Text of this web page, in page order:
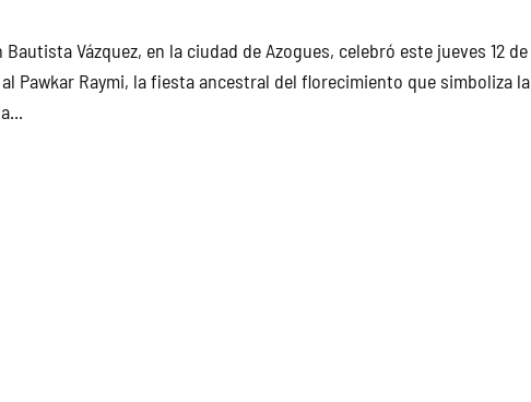
Vázquez, en la ciudad de Azogues, celebró este jueves 12 de
Pawkar Raymi, la fiesta ancestral del florecimiento que simboliza la